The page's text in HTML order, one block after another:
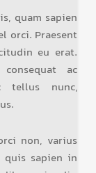
quam sapien
orci. Praesent
eu erat.
ac
tellus nunc,
non, varius
quis sapien in